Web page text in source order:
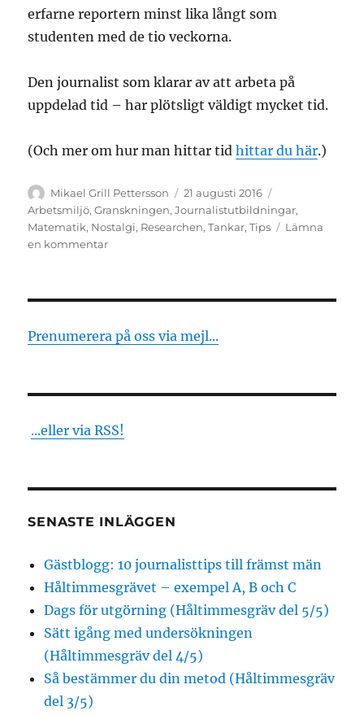
erfarne reportern minst lika långt som
studenten med de tio veckorna.
Den journalist som klarar av att arbeta på
uppdelad tid – har plötsligt väldigt mycket tid.
(Och mer om hur man hittar tidhittar du här.)
Författare
Mikael Grill Pettersson
Publicerat
den
21 augusti 2016
Arbetsmiljö,Granskningen,Journalistutbildningar,
Matematik, Nostalgi, Researchen,Tankar,Tips
Lämna
en kommentartill
Prenumerera på oss via mejl...
...eller via RSS!
SENASTE INLÄGGEN
Gästblogg: 10 journalisttips till främst män
Håltimmesgrävet – exempel A, B och C
Dags för utgörning (Håltimmesgräv del 5/5)
Sätt igång med undersökningen
(Håltimmesgräv del 4/5)
Så bestämmer du din metod (Håltimmesgräv
del 3/5)